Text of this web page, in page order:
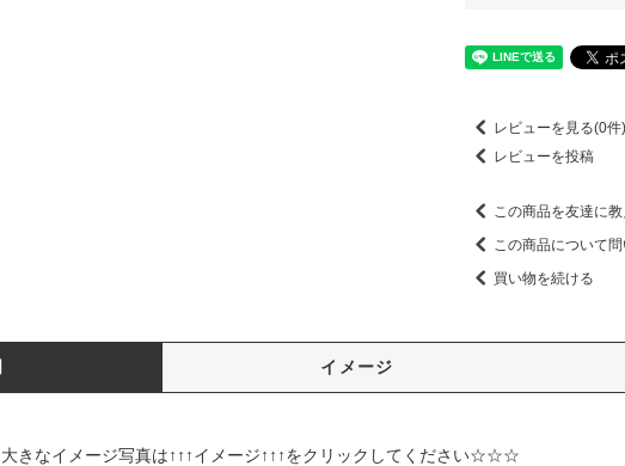
レビューを見る(0件)
レビューを投稿
この商品を友達に教
この商品について
買い物を続ける
イメージ
真は↑↑↑イメージ↑↑↑をクリックしてください☆☆☆